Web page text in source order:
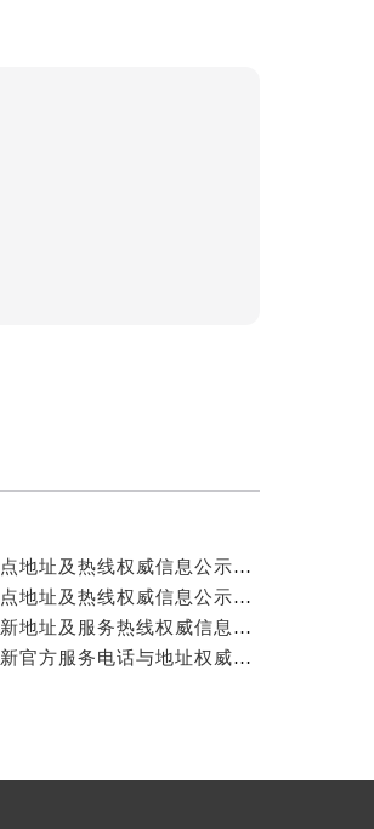
武汉萧邦官方售后服务中心｜网点地址及热线权威信息公示（2026年6月最新）
武汉萧邦官方售后服务中心｜网点地址及热线权威信息公示（2026年6月最新）
武汉萧邦官方售后服务中心｜最新地址及服务热线权威信息公示（2026年6月最新）
武汉萧邦官方售后服务中心｜全新官方服务电话与地址权威信息公示（2026年6月最新）